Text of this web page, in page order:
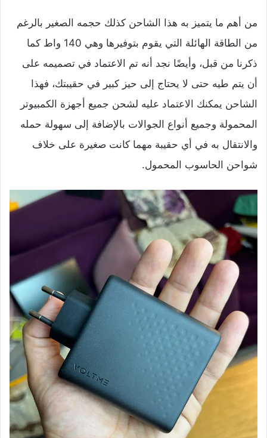
من أهم ما يتميز به هذا الشاحن كذلك حجمه الصغير بالرغم
من الطاقة الهائلة التي يقوم بتوفيرها وهي 140 واط كما
ذكرنا من قبل، وأيضًا نجد أنه تم الاعتماد في تصميمه على
أن يتم طيه حتى لا يحتاج إلى حيز كبير في حقيبتك، فهذا
الشاحن يمكنك الاعتماد عليه لشحن جميع أجهزة الكمبيوتر
المحمولة وجميع أنواع الجوالات بالإضافة إلى سهولة حمله
والانتقال به في أي حقيبة مهما كانت صغيرة على خلاف
شواحن الحاسوب المحمول.